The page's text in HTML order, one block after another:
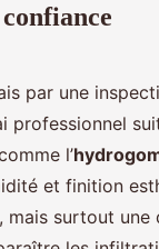
par une
professionnel
l’
et finition
surtout une